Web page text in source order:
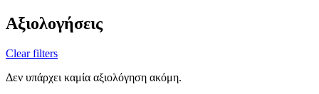
Αξιολογήσεις
Clear filters
Δεν υπάρχει καμία αξιολόγηση ακόμη.